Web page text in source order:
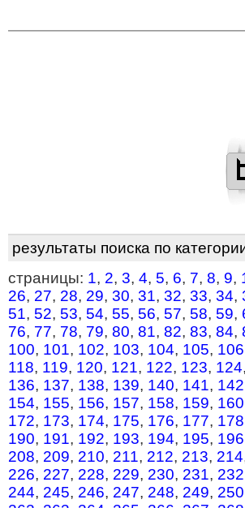
———————————
результаты поиска по
страницы: 1, 2, 3, 4, 5, 6, 7, 8, 9,
26, 27, 28, 29, 30, 31, 32, 33, 34,
51, 52, 53, 54, 55, 56, 57, 58, 59,
76, 77, 78, 79, 80, 81, 82, 83, 84,
100, 101, 102, 103, 104, 105, 106
118, 119, 120, 121, 122, 123, 124,
136, 137, 138, 139, 140, 141, 142
154, 155, 156, 157, 158, 159, 160
172, 173, 174, 175, 176, 177, 178
190, 191, 192, 193, 194, 195, 196
208, 209, 210, 211, 212, 213, 214
226, 227, 228, 229, 230, 231, 232
244, 245, 246, 247, 248, 249, 250